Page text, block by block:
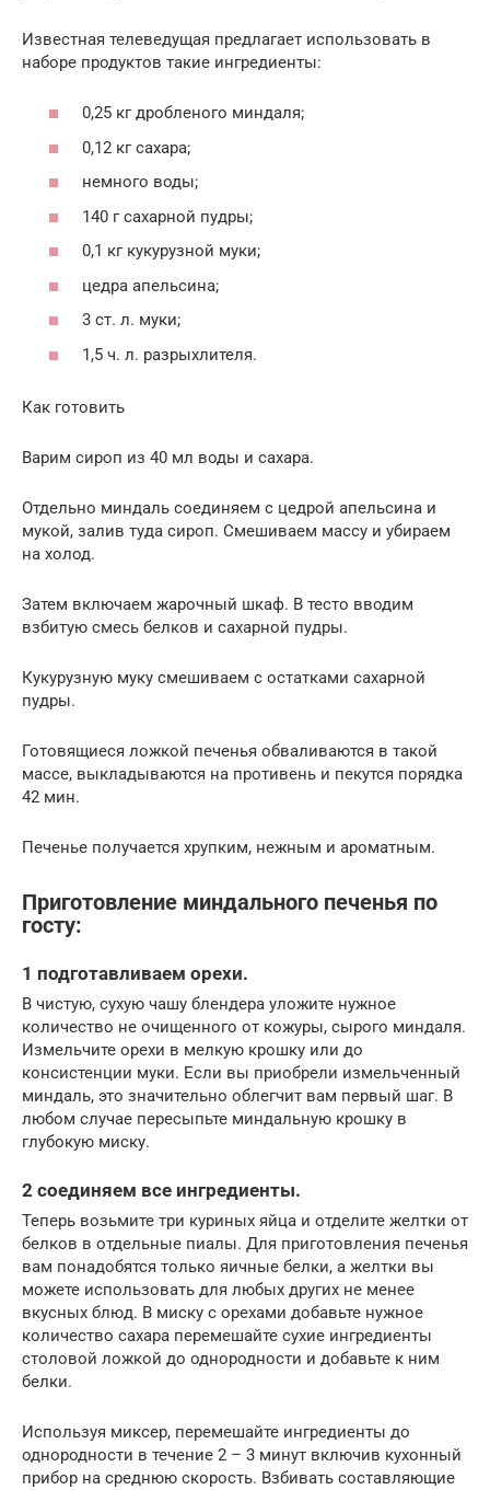
Известная телеведущая предлагает использовать в
наборе продуктов такие ингредиенты:
0,25 кг дробленого миндаля;
0,12 кг сахара;
немного воды;
140 г сахарной пудры;
0,1 кг кукурузной муки;
цедра апельсина;
3 ст. л. муки;
1,5 ч. л. разрыхлителя.
Как готовить
Варим сироп из 40 мл воды и сахара.
Отдельно миндаль соединяем с цедрой апельсина и
мукой, залив туда сироп. Смешиваем массу и убираем
на холод.
Затем включаем жарочный шкаф. В тесто вводим
взбитую смесь белков и сахарной пудры.
Кукурузную муку смешиваем с остатками сахарной
пудры.
Готовящиеся ложкой печенья обваливаются в такой
массе, выкладываются на противень и пекутся порядка
42 мин.
Печенье получается хрупким, нежным и ароматным.
Приготовление миндального печенья по
госту:
1 подготавливаем орехи.
В чистую, сухую чашу блендера уложите нужное
количество не очищенного от кожуры, сырого миндаля.
Измельчите орехи в мелкую крошку или до
консистенции муки. Если вы приобрели измельченный
миндаль, это значительно облегчит вам первый шаг. В
любом случае пересыпьте миндальную крошку в
глубокую миску.
2 соединяем все ингредиенты.
Теперь возьмите три куриных яйца и отделите желтки от
белков в отдельные пиалы. Для приготовления печенья
вам понадобятся только яичные белки, а желтки вы
можете использовать для любых других не менее
вкусных блюд. В миску с орехами добавьте нужное
количество сахара перемешайте сухие ингредиенты
столовой ложкой до однородности и добавьте к ним
белки.
Используя миксер, перемешайте ингредиенты до
однородности в течение 2 – 3 минут включив кухонный
прибор на среднюю скорость. Взбивать составляющие